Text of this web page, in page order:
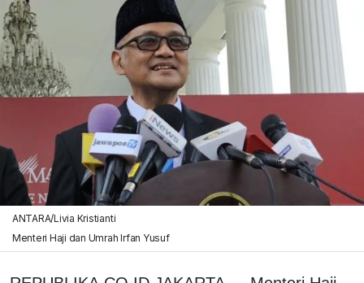
ANTARA/Livia Kristianti
Menteri Haji dan Umrah Irfan Yusuf